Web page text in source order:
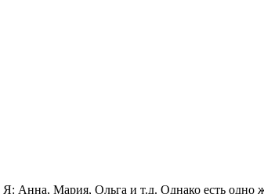
Анна, Мария, Ольга и т.д. Однако есть одно